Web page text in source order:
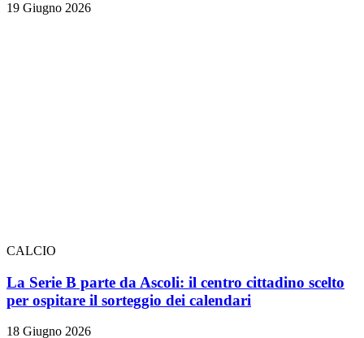
19 Giugno 2026
CALCIO
La Serie B parte da Ascoli: il centro cittadino scelto
per ospitare il sorteggio dei calendari
18 Giugno 2026